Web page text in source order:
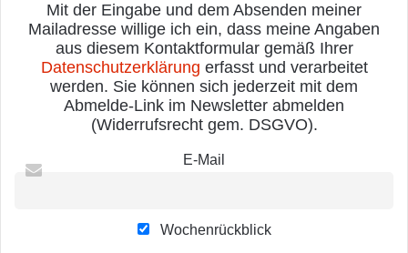
Mit der Eingabe und dem Absenden meiner
Mailadresse willige ich ein, dass meine Angaben
aus diesem Kontaktformular gemäß Ihrer
Datenschutzerklärung erfasst und verarbeitet
werden. Sie können sich jederzeit mit dem
Abmelde-Link im Newsletter abmelden
(Widerrufsrecht gem. DSGVO).
E-Mail
Wochenrückblick